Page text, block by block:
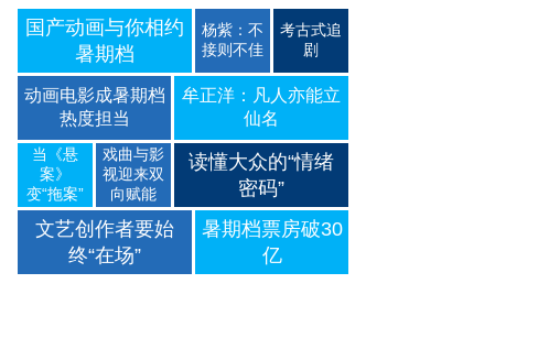
国产动画与你相约
暑期档
杨紫：不
接则不佳
考古式追
剧
动画电影成暑期档
热度担当
牟正洋：凡人亦能立
仙名
当《悬
案》
变“拖案”
戏曲与影
视迎来双
向赋能
读懂大众的“情绪
密码”
文艺创作者要始
终“在场”
暑期档票房破30
亿